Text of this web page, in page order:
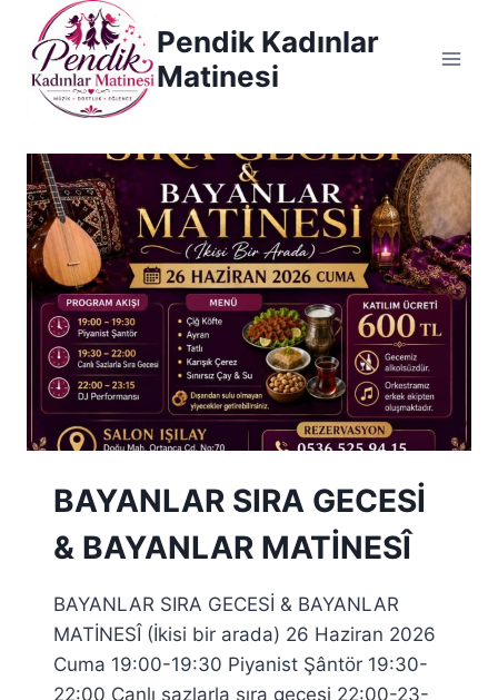
content
Pendik Kadınlar
Matinesi
BAYANLAR SIRA GECESİ
& BAYANLAR MATİNESÎ
BAYANLAR SIRA GECESİ & BAYANLAR
MATİNESÎ (İkisi bir arada) 26 Haziran 2026
Cuma 19:00-19:30 Piyanist Şântör 19:30-
22:00 Canlı sazlarla sıra gecesi 22:00-23-